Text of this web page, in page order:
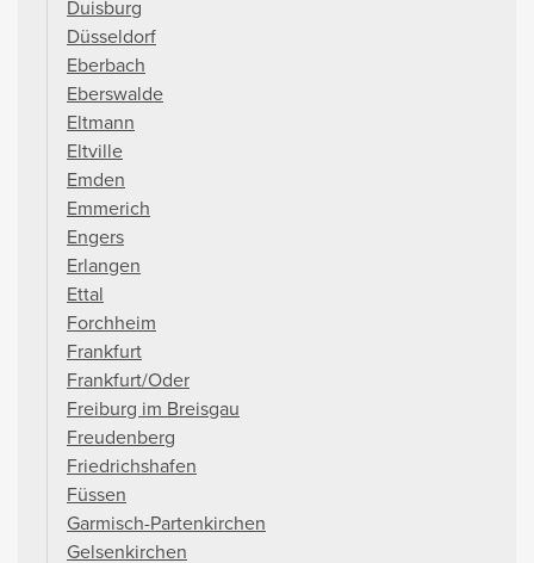
Duisburg
Düsseldorf
Eberbach
Eberswalde
Eltmann
Eltville
Emden
Emmerich
Engers
Erlangen
Ettal
Forchheim
Frankfurt
Frankfurt/Oder
Freiburg im Breisgau
Freudenberg
Friedrichshafen
Füssen
Garmisch-Partenkirchen
Gelsenkirchen